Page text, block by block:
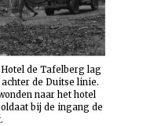
de Tafelberg lag
de Duitse linie.
naar het hotel
bij de ingang de